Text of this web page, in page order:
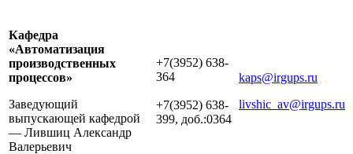
Кафедра
«Автоматизация
производственных
процессов»
Заведующий
выпускающей кафедрой
— Лившиц Александр
Валерьевич
+7(3952) 638-
364
+7(3952) 638-
399, доб.:0364
kaps@irgups.ru
livshic_av@irgups.ru